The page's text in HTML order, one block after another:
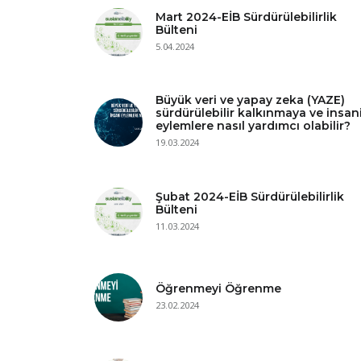
Mart 2024-EİB Sürdürülebilirlik
Bülteni
5.04.2024
Büyük veri ve yapay zeka (YAZE)
sürdürülebilir kalkınmaya ve
eylemlere nasıl yardımcı olabilir?
19.03.2024
Şubat 2024-EİB Sürdürülebilirlik
Bülteni
11.03.2024
Öğrenmeyi Öğrenme
23.02.2024